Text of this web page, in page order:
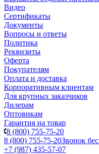
Видео
Сертификаты
Документы
Вопросы и ответы
Политика
Реквизиты
Оферта
Покупателям
Оплата и доставка
Корпоративным клиентам
Для крупных заказчиков
Дилерам
Оптовикам
Гарантия на товар
8 (800) 755-75-20
8 (800) 755-75-20Звонок
+7 (987) 435-57-07